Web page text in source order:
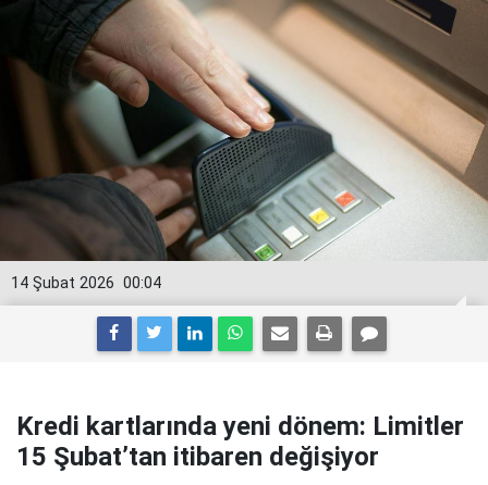
00:04
14 Şubat 2026
Kredi kartlarında yeni dönem: Limitler
15 Şubat’tan itibaren değişiyor